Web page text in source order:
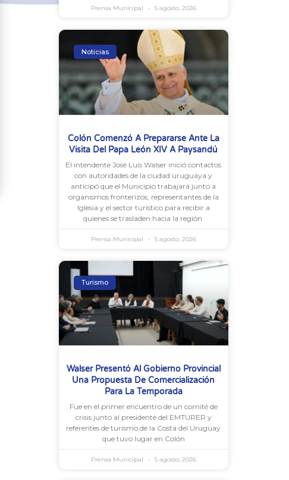
Prensa Municipal 5 agosto, 2026
Noticias
Colón Comenzó A Prepararse Ante La
Visita Del Papa León XIV A Paysandú
El intendente José Luis Walser inició contactos
con autoridades de la ciudad uruguaya y
anticipó que el Municipio trabajará junto a
organismos fronterizos, representantes de la
Iglesia y el sector turístico para recibir a
quienes se trasladen hacia la región.
Prensa Municipal 5 agosto, 2026
Turismo
Walser Presentó Al Gobierno Provincial
Una Propuesta De Comercialización
Para La Temporada
Fue en el primer encuentro de un comité de
crisis junto al presidente del EMTURER y
referentes de turismo de la Costa del Uruguay
que tuvo lugar en Colón
Prensa Municipal 5 agosto, 2026